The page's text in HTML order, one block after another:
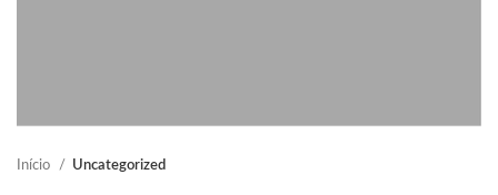
Início Uncategorized